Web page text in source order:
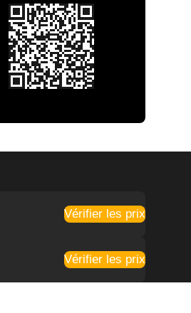
Vérifier les prix
Vérifier les prix